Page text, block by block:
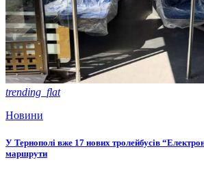
trending_flat
Новини
У Тернополі вже 17 нових тролейбусів
маршрути